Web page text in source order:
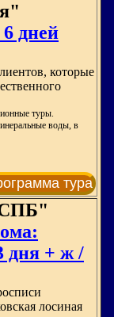
дней
которые
туры.
воды, в
тура
СПБ"
дня + ж /
лосиная